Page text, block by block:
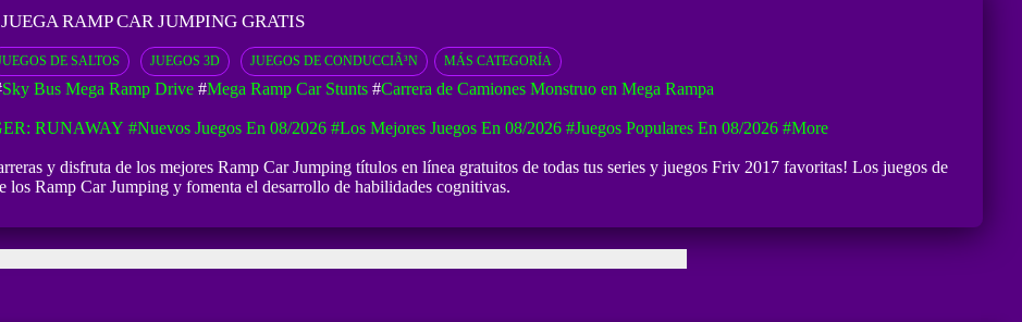
JUEGA RAMP CAR JUMPING GRATIS
DE SALTOS JUEGOS 3D JUEGOS DE CONDUCCIÃ³N MÁS CATEGORÍA
Sky Bus Mega Ramp Drive#Mega Ramp Car Stunts#Carrera de Camiones Monstruo en Mega Rampa
RUNAWAY #Nuevos Juegos En 08/2026 #Los Mejores Juegos En 08/2026 #Juegos Populares En 08/2026 #more
y disfruta de los mejores Ramp Car Jumping títulos en línea gratuitos de todas tus series y juegos Friv 2017 favoritas! Los juegos de
los Ramp Car Jumping y fomenta el desarrollo de habilidades cognitivas.